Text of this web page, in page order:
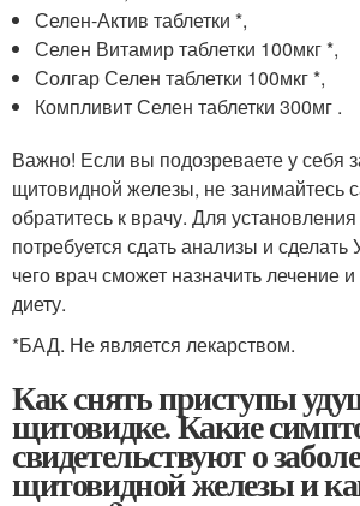
Селен-Актив таблетки *,
Селен Витамир таблетки 100мкг *,
Солгар Селен таблетки 100мкг *,
Компливит Селен таблетки 300мг .
Важно! Если вы подозреваете у себя
щитовидной железы, не занимайтесь
обратитесь к врачу. Для
потребуется сдать анализы и
чего врач сможет назначить лечение
диету.
*БАД. Не является лекарством.
Как снять приступы
щитовидке. Какие
свидетельствуют о
щитовидной железы и